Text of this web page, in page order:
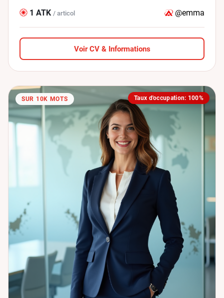
1 ATK / articol @emma
Voir CV & Informations
Taux d'occupation: 100%
SUR 10K MOTS